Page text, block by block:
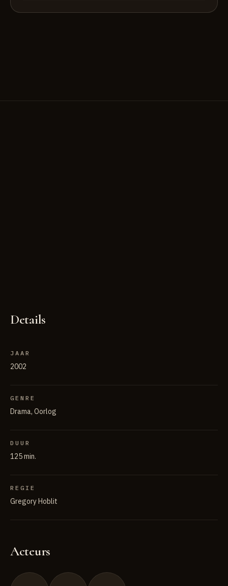
Details
JAAR
2002
GENRE
Drama, Oorlog
DUUR
125 min.
REGIE
Gregory Hoblit
Acteurs